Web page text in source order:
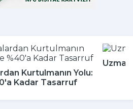
Kurtulmanın Yolu:
Kadar Tasarruf